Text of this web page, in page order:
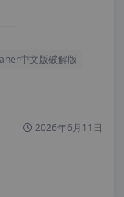
中文版破解版
2026年6月11日